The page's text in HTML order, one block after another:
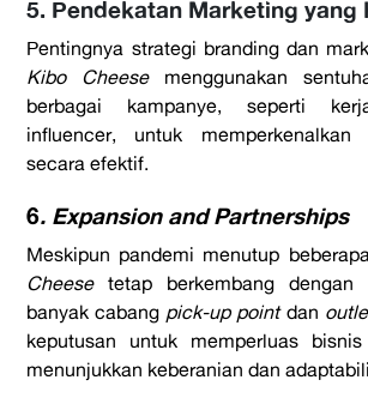
5. Pendekatan Marketing yang
Pentingnya strategi branding dan
Kibo Cheesemenggunakan
berbagai kampanye, seperti
influencer, untuk memperkenalkan
secara efektif.
6. Expansion and Partnerships
Meskipun pandemi menutup
Cheesetetap berkembang dengan
banyak cabang pick-up point dan
keputusan untuk memperluas
menunjukkan keberanian dan